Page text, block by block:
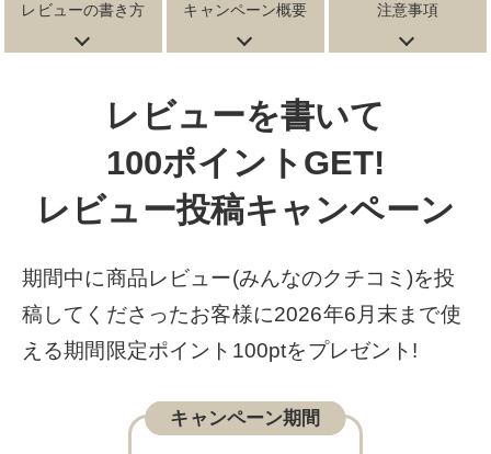
レビューの書き方 キャンペーン概要 注意事項
レビューを書いて
100ポイントGET!
レビュー投稿キャンペーン
期間中に商品レビュー(みんなのクチコミ)を投
稿してくださったお客様に2026年6月末まで使
える期間限定ポイント100ptをプレゼント!
キャンペーン期間